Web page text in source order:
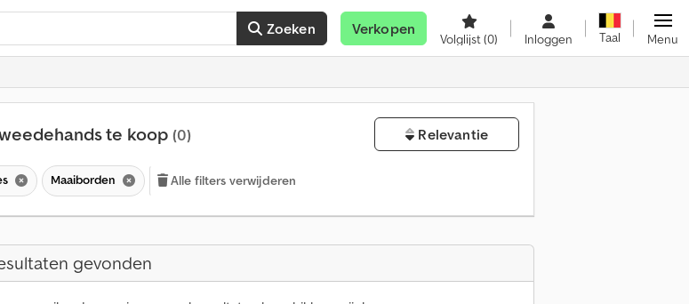
Zoeken Verkopen
Volglijst(0) Inloggen Taal Menu
te koop (0) Relevantie
Maaiborden Alle filters verwijderen
gevonden